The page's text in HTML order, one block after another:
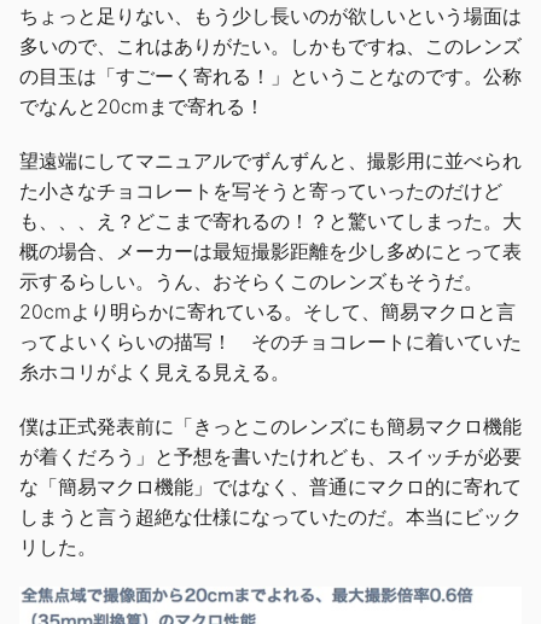
ちょっと足りない、もう少し長いのが欲しいという場面は
多いので、これはありがたい。しかもですね、このレンズ
の目玉は「すごーく寄れる！」ということなのです。公称
でなんと20cmまで寄れる！
望遠端にしてマニュアルでずんずんと、撮影用に並べられ
た小さなチョコレートを写そうと寄っていったのだけど
も、、、え？どこまで寄れるの！？と驚いてしまった。大
概の場合、メーカーは最短撮影距離を少し多めにとって表
示するらしい。うん、おそらくこのレンズもそうだ。
20cmより明らかに寄れている。そして、簡易マクロと言
ってよいくらいの描写！ そのチョコレートに着いていた
糸ホコリがよく見える見える。
僕は正式発表前に「きっとこのレンズにも簡易マクロ機能
が着くだろう」と予想を書いたけれども、スイッチが必要
な「簡易マクロ機能」ではなく、普通にマクロ的に寄れて
しまうと言う超絶な仕様になっていたのだ。本当にビック
リした。